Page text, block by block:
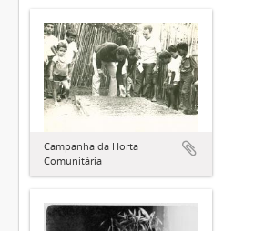
Campanha da Horta
Comunitária